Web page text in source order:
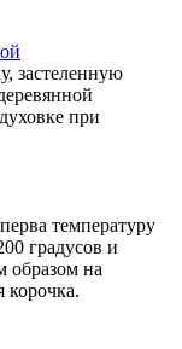
застеленную
при
температуру
градусов и
образом на
корочка.